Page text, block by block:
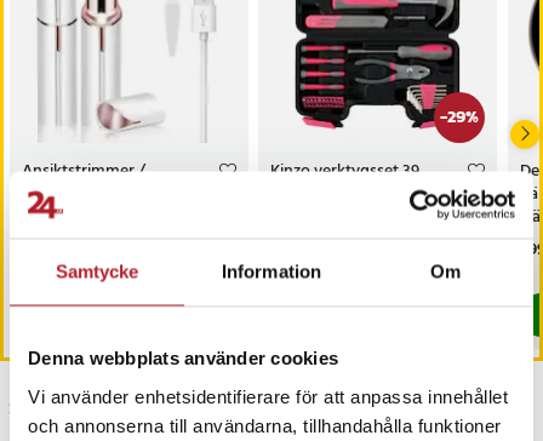
Samtycke Information Om
Denna webbplats använder cookies
Vi använder enhetsidentifierare för att anpassa innehållet
och annonserna till användarna, tillhandahålla funktioner
Ansiktstrimmer /
ögonbrynstrimmer /
hårborttagare för ansiktshår
kundfavorit
I lager, levereras inom 1-2 vardagar
Köp
-29%
Kinzo verktygsset 39
delar / Verktygslåda för
239 krTidigare pris 339 kr
I lager, levereras inom 1-2 vardagar
Senast besökta